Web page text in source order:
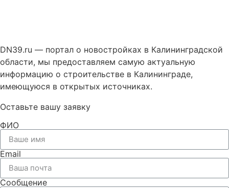
DN39.ru — портал о новостройках в Калининградской
области, мы предоставляем самую актуальную
информацию о строительстве в Калининграде,
имеющуюся в открытых источниках.
Оставьте вашу заявку
ФИО
Email
Сообщение